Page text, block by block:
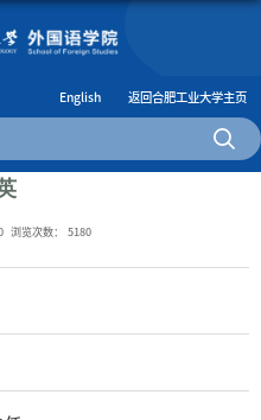
English 返回合肥工业大学主页
浏览次数： 5180